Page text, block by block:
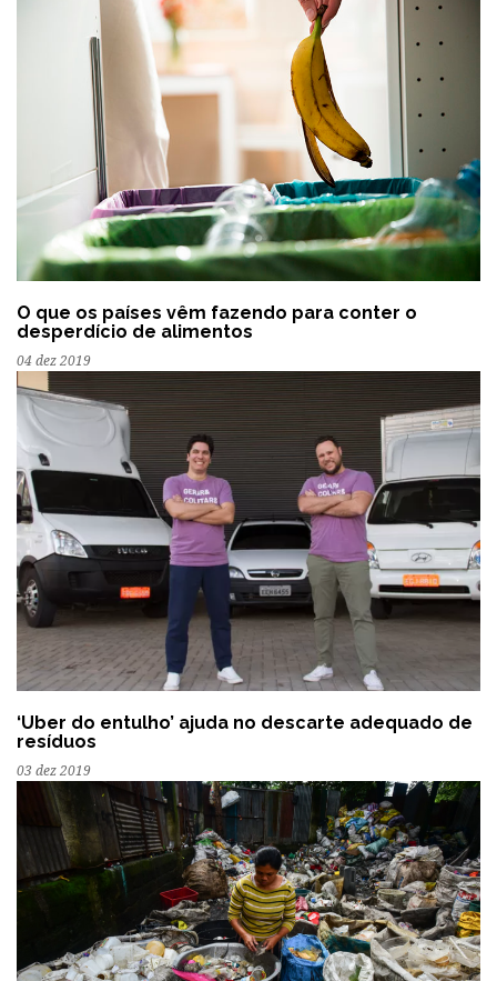
O que os países vêm fazendo para conter o
desperdício de alimentos
04 dez 2019
‘Uber do entulho’ ajuda no descarte adequado de
resíduos
03 dez 2019